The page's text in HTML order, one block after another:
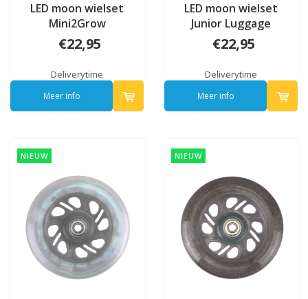
LED moon wielset
Mini2Grow
€22,95
Deliverytime
Meer info
LED moon wielset
Junior Luggage
€22,95
Deliverytime
Meer info
NIEUW NIEUW